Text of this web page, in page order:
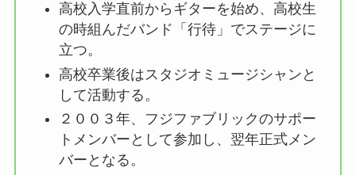
高校入学直前からギターを始め、高校生
の時組んだバンド「行待」でステージに
立つ。
高校卒業後はスタジオミュージシャンと
して活動する。
２００３年、フジファブリックのサポー
トメンバーとして参加し、翌年正式メン
バーとなる。